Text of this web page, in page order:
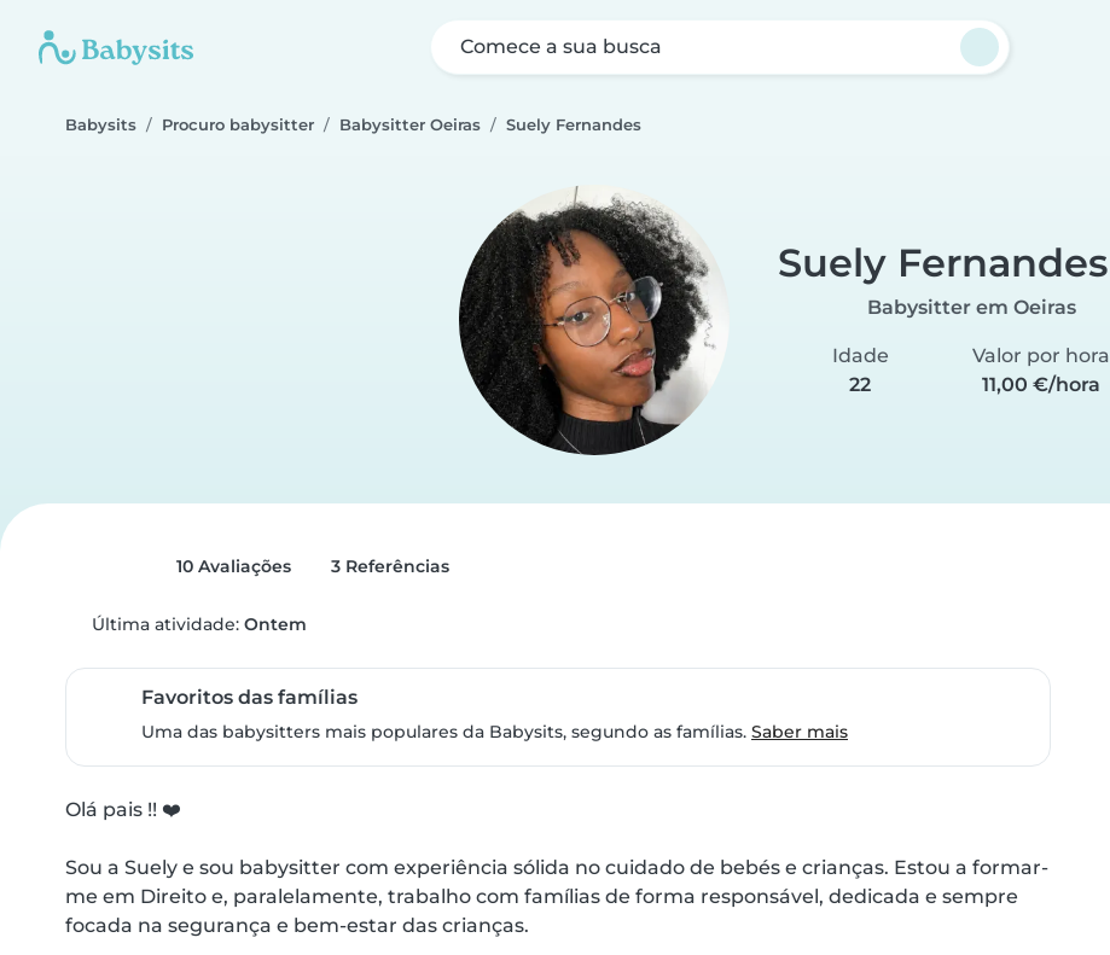
Comece a sua busca
Babysits Procuro babysitter Babysitter Oeiras Suely Fernandes
Suely Fernandes
Babysitter em Oeiras
Idade
22
Valor por hora
11,00 €/hora
10 Avaliações 3 Referências
Última atividade: Ontem
Favoritos das famílias
Uma das babysitters mais populares da Babysits, segundo as famílias. Saber mais
Olá pais !! ❤️
Sou a Suely e sou babysitter com experiência sólida no cuidado de bebés e crianças. Estou a formar-
me em Direito e, paralelamente, trabalho com famílias de forma responsável, dedicada e sempre
focada na segurança e bem-estar das crianças.